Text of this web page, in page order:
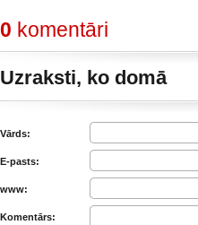
0 komentāri
Uzraksti, ko domā
Vārds:
E-pasts:
www:
Komentārs: